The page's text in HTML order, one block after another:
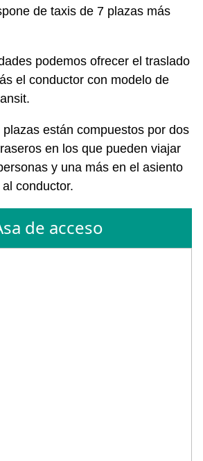
de taxis de 7 plazas más
podemos ofrecer el traslado
el conductor con modelo de
están compuestos por dos
en los que pueden viajar
y una más en el asiento
conductor.
de acceso